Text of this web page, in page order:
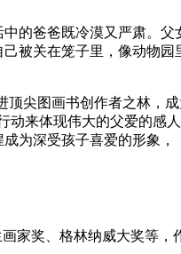
的爸爸既冷漠又严肃。
被关在笼子里，像动物
尖图画书创作者之林，
来体现伟大的父爱的感
为深受孩子喜爱的形象，
家奖、格林纳威大奖等